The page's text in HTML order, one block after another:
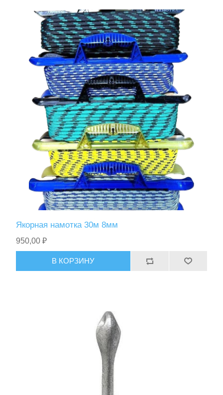
Туризм и Активный отдых
Одежда/Обувь
Тактическое снаряжение
Якорная намотка 30м 8мм
950,00 ₽
В КОРЗИНУ